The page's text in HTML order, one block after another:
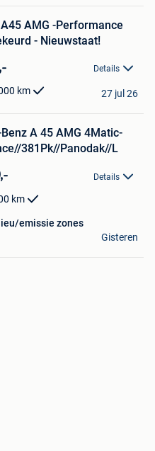
AMG -Performance
- Nieuwstaat!
Details
km 27 jul 26
A 45 AMG 4Matic-
381Pk//Panodak//L
Details
km
emissie zones
Gisteren